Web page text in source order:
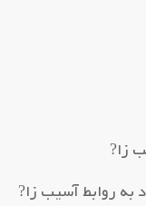
زا?
به روابط آسیب زا?